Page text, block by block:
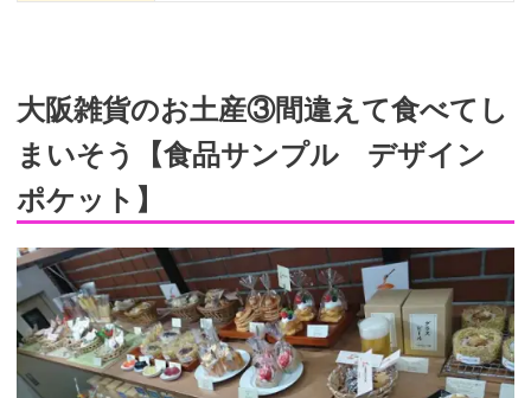
大阪雑貨のお土産③間違えて食べてし
まいそう【食品サンプル デザイン
ポケット】